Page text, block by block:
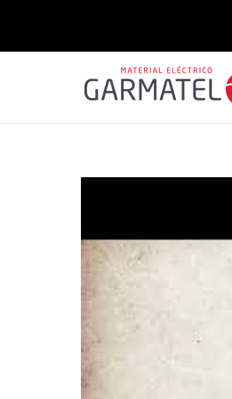
Saltar para